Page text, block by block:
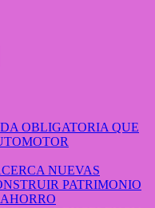
OBLIGATORIA QUE
NUEVAS
PATRIMONIO